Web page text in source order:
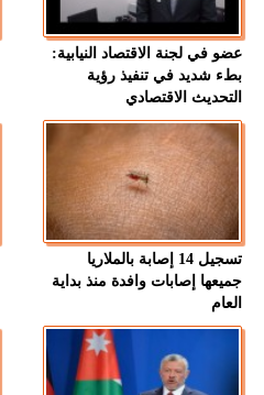
عضو في لجنة الاقتصاد النيابية:
بطء شديد في تنفيذ رؤية
التحديث الاقتصادي
تسجيل 14 إصابة بالملاريا
جميعها إصابات وافدة منذ بداية
العام